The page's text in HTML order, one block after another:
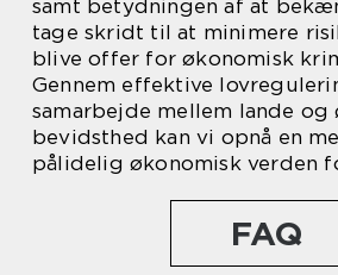
samt betydningen af at
tage skridt til at minimere
blive offer for økonomisk
Gennem effektive
samarbejde mellem lande og
bevidsthed kan vi opnå en
pålidelig økonomisk verden
FAQ